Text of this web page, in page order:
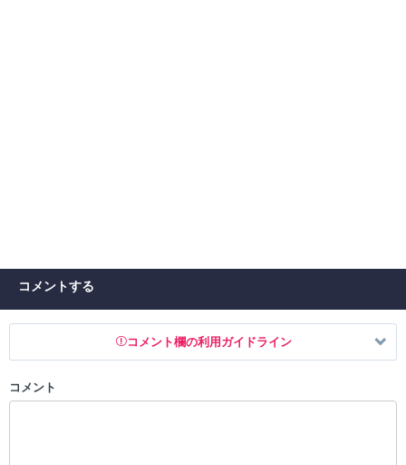
コメントする
コメント欄の利用ガイドライン
以下の書き込みを禁止とし、場合によってはコメント削除や書き込み制
コメント